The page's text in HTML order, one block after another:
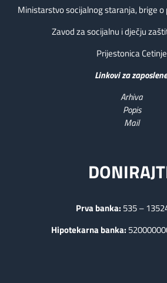
Ministarstvo socijalnog staranja, brige
Zavod za socijalnu i dječju
Prijestonica Cetinje
Linkovi za
Arhiva
Popis
Mail
Prva banka: 535 –
Hipotekarna banka: